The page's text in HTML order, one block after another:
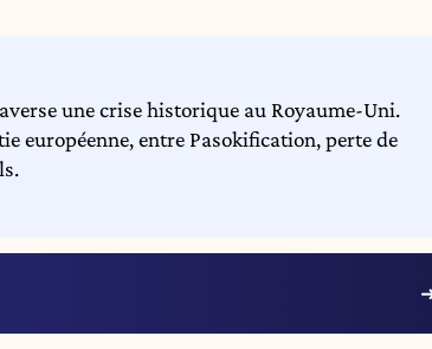
une crise historique au Royaume-Uni.
européenne, entre Pasokification, perte de